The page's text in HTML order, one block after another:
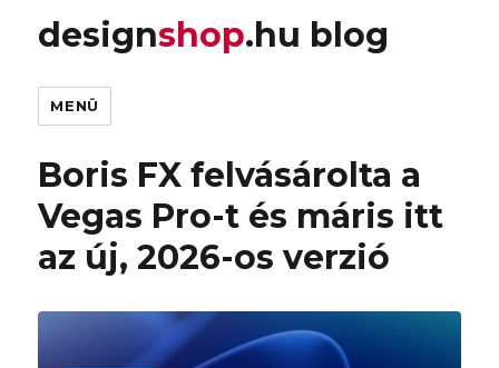
designshop.hu blog
MENÜ
Boris FX felvásárolta a
Vegas Pro-t és máris itt
az új, 2026-os verzió